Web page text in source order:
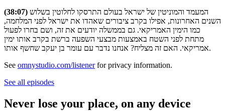
(38:07) המעמד והמוניטין של ישראל בעולם התרסקו לחלוטין בשלוש
השנים האחרונות, אפילו בקרב ציבורים שאהדו את ישראל לפני המלחמה,
כמו הימין האמריקאי. גם בממשלה יודעים את זה, ושם בחרו לפעול
מתחת לפני השטח באמצעות מבצעי השפעה ברשת בקרב אותו ימין
אמריקאי. האם זה מצליח? אנחנו נדבר עם עומר בן יעקב שחשף אותו.
See omnystudio.com/listenerfor privacy information.
See all episodes
Never lose your place, on any device